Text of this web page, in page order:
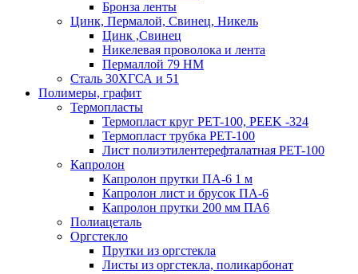
Бронза ленты
Цинк, Пермалой, Свинец, Никель
Цинк ,Свинец
Никелевая проволока и лента
Пермаллой 79 НМ
Сталь 30ХГСА и 51
Полимеры, графит
Термопласты
Термопласт круг PET-100, PEEK -324
Термопласт трубка PET-100
Лист полиэтилентерефталатная PET-100
Капролон
Капролон прутки ПА-6 1 м
Капролон лист и брусок ПА-6
Капролон прутки 200 мм ПА6
Полиацеталь
Оргстекло
Прутки из оргстекла
Листы из оргстекла, поликарбонат